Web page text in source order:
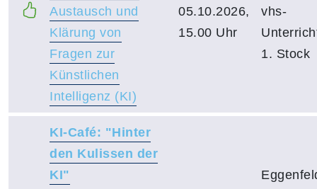
Austausch und
Klärung von
Fragen zur
Künstlichen
Intelligenz (KI)
05.10.2026,
15.00 Uhr
vhs-
1. Stock
KI-Café: "Hinter
den Kulissen der
KI"